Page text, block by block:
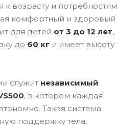
к возрасту и потребностям
комфортный и здоровый
для детей от 3 до 12 лет,
до 60 кг и имеет высоту
служит независимый
, в котором каждая
Такая система
поддержку тела,